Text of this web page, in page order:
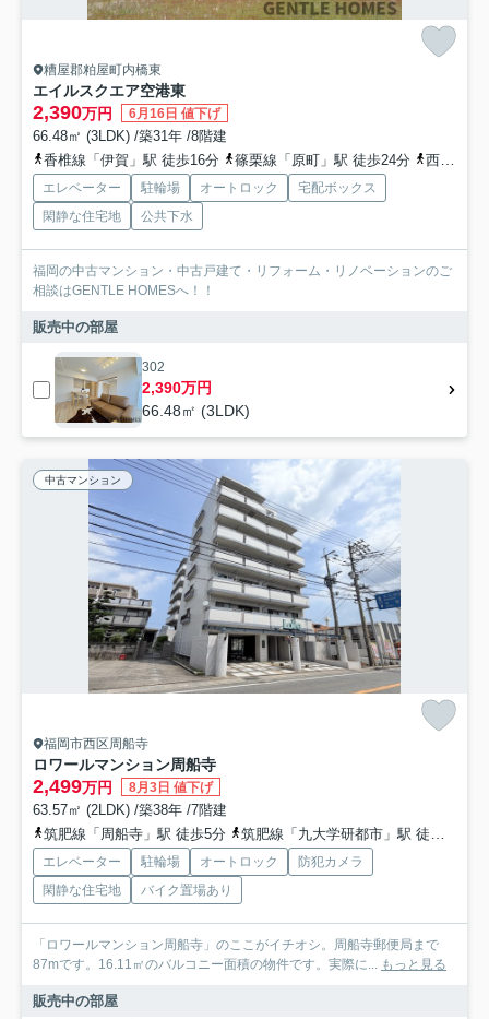
糟屋郡粕屋町内橋東
エイルスクエア空港東
2,390万円 6月16日 値下げ
66.48㎡ (3LDK) /築31年 /8階建
香椎線「伊賀」駅 徒歩16分
篠栗線「原町」駅 徒歩24分 西日本鉄道（バス）「坪見」バス停下車 徒歩3分
エレベーター 駐輪場 オートロック
宅配ボックス
閑静な住宅地
公共下水
福岡の中古マンション・中古戸建て・リフォーム・リノベーションのご
相談はGENTLE HOMESへ！！
販売中の部屋
302
2,390万円
66.48㎡ (3LDK)
中古マンション
福岡市西区周船寺
ロワールマンション周船寺
2,499万円 8月3日 値下げ
63.57㎡ (2LDK) /築38年 /7階建
筑肥線「周船寺」駅 徒歩5分
筑肥線「九大学研都市」駅 徒歩19分車5分 1.6km
エレベーター 駐輪場 オートロック
防犯カメラ
閑静な住宅地
バイク置場あり
「ロワールマンション周船寺」のここがイチオシ。周船寺郵便局まで
87mです。16.11㎡のバルコニー面積の物件です。実際に... もっと見る
販売中の部屋